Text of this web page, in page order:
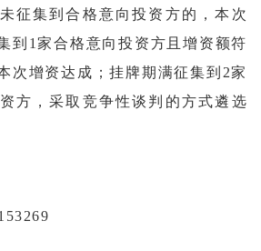
征集到合格意向投资方的，本次
到1家合格意向投资方且增资额符
次增资达成；挂牌期满征集到2家
方，采取竞争性谈判的方式遴选